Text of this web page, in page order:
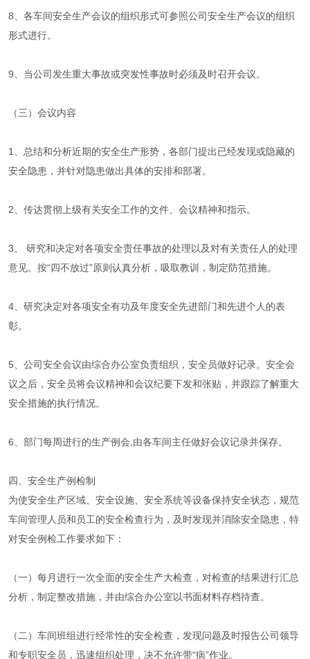
8、各车间安全生产会议的组织形式可参照公司安全生产会议的组织
形式进行。
9、当公司发生重大事故或突发性事故时必须及时召开会议。
（三）会议内容
1、总结和分析近期的安全生产形势，各部门提出已经发现或隐藏的
安全隐患，并针对隐患做出具体的安排和部署。
2、传达贯彻上级有关安全工作的文件、会议精神和指示。
3、 研究和决定对各项安全责任事故的处理以及对有关责任人的处理
意见。按“四不放过”原则认真分析，吸取教训，制定防范措施。
4、研究决定对各项安全有功及年度安全先进部门和先进个人的表
彰。
5、公司安全会议由综合办公室负责组织，安全员做好记录。安全会
议之后，安全员将会议精神和会议纪要下发和张贴，并跟踪了解重大
安全措施的执行情况。
6、部门每周进行的生产例会,由各车间主任做好会议记录并保存。
四、安全生产例检制
为使安全生产区域、安全设施、安全系统等设备保持安全状态，规范
车间管理人员和员工的安全检查行为，及时发现并消除安全隐患，特
对安全例检工作要求如下：
（一）每月进行一次全面的安全生产大检查，对检查的结果进行汇总
分析，制定整改措施，并由综合办公室以书面材料存档待查。
（二）车间班组进行经常性的安全检查，发现问题及时报告公司领导
和专职安全员，迅速组织处理，决不允许带“病”作业。